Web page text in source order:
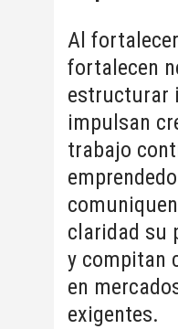
Al
fortalecen
estructurar
impulsan
trabajo
claridad su
y compitan
en
exigentes.